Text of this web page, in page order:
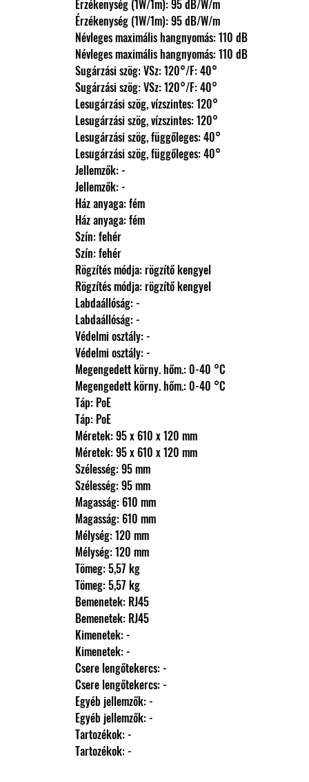
                Érzékenység (1W/1m): 95 dB/W/m
                Érzékenység (1W/1m): 95 dB/W/m
                Névleges maximális hangnyomás: 110 dB
                Névleges maximális hangnyomás: 110 dB
                Sugárzási szög: VSz: 120°/F: 40°
                Sugárzási szög: VSz: 120°/F: 40°
                Lesugárzási szög, vízszintes: 120°
                Lesugárzási szög, vízszintes: 120°
                Lesugárzási szög, függőleges: 40°
                Lesugárzási szög, függőleges: 40°
                Jellemzők: -
                Jellemzők: -
                Ház anyaga: fém
                Ház anyaga: fém
                Szín: fehér
                Szín: fehér
                Rögzítés módja: rögzítő kengyel
                Rögzítés módja: rögzítő kengyel
                Labdaállóság: -
                Labdaállóság: -
                Védelmi osztály: -
                Védelmi osztály: -
                Megengedett körny. hőm.: 0-40 °C
                Megengedett körny. hőm.: 0-40 °C
                Táp: PoE
                Táp: PoE
                Méretek: 95 x 610 x 120 mm
                Méretek: 95 x 610 x 120 mm
                Szélesség: 95 mm
                Szélesség: 95 mm
                Magasság: 610 mm
                Magasság: 610 mm
                Mélység: 120 mm
                Mélység: 120 mm
                Tömeg: 5,57 kg
                Tömeg: 5,57 kg
                Bemenetek: RJ45
                Bemenetek: RJ45
                Kimenetek: -
                Kimenetek: -
                Csere lengőtekercs: -
                Csere lengőtekercs: -
                Egyéb jellemzők: -
                Egyéb jellemzők: -
                Tartozékok: -
                Tartozékok: -